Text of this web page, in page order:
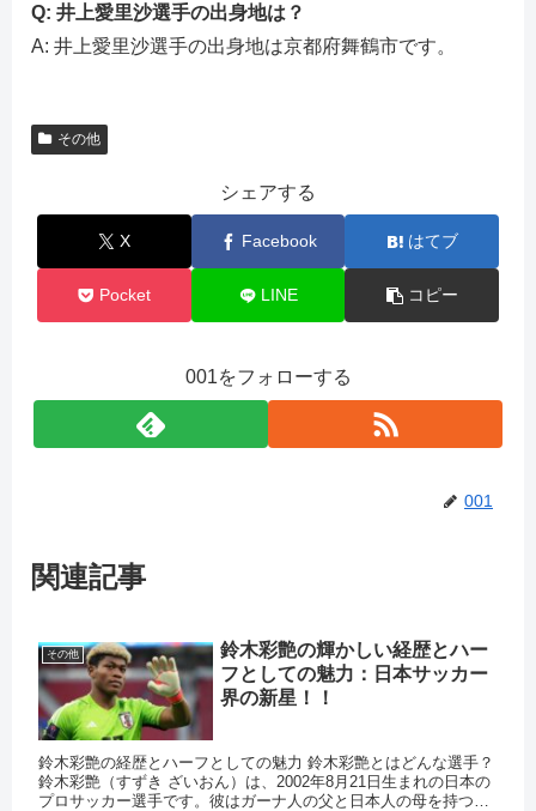
Q: 井上愛里沙選手の出身地は？
A: 井上愛里沙選手の出身地は京都府舞鶴市です。
その他
シェアする
X Facebook はてブ
Pocket LINE コピー
001をフォローする
001
関連記事
その他
鈴木彩艶の輝かしい経歴とハー
フとしての魅力：日本サッカー
界の新星！！
鈴木彩艶の経歴とハーフとしての魅力 鈴木彩艶とはどんな選手？
鈴木彩艶（すずき ざいおん）は、2002年8月21日生まれの日本の
プロサッカー選手です。彼はガーナ人の父と日本人の母を持つハ